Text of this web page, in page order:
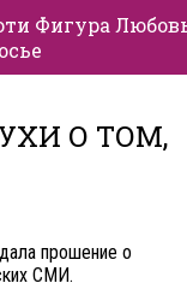
Фигура
О ТОМ,
прошение о
СМИ.